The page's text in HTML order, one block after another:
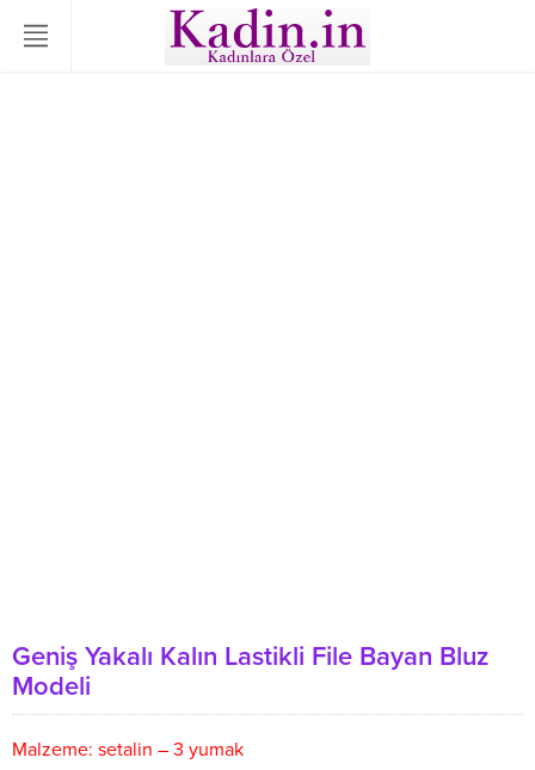
Geniş Yakalı Kalın Lastikli File Bayan Bluz
Modeli
Malzeme: setalin – 3 yumak